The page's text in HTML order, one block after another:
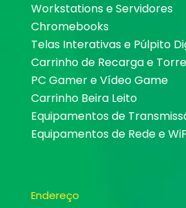
Workstations e Servidores
Chromebooks
Telas Interativas e Púlpito
Carrinho de Recarga e Torre
PC Gamer e Vídeo Game
Carrinho Beira Leito
Equipamentos de
Equipamentos de Rede e
Endereço